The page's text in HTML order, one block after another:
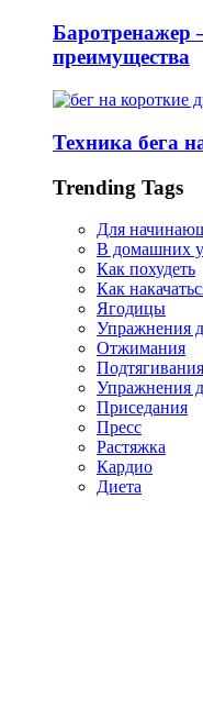
Баротренажер
преимущества
Техника бега
Trending Tags
Для
В домашних
Как похудеть
Как
Ягодицы
Упражнения
Отжимания
Подтягивания
Упражнения
Приседания
Пресс
Растяжка
Кардио
Диета